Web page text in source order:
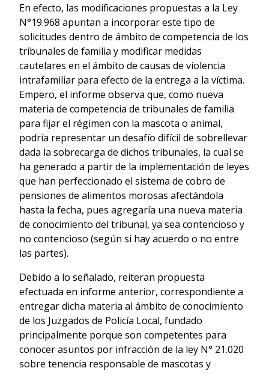
En efecto, las modificaciones propuestas a la Ley
N°19.968 apuntan a incorporar este tipo de
solicitudes dentro de ámbito de competencia de los
tribunales de familia y modificar medidas
cautelares en el ámbito de causas de violencia
intrafamiliar para efecto de la entrega a la víctima.
Empero, el informe observa que, como nueva
materia de competencia de tribunales de familia
para fijar el régimen con la mascota o animal,
podría representar un desafío difícil de sobrellevar
dada la sobrecarga de dichos tribunales, la cual se
ha generado a partir de la implementación de leyes
que han perfeccionado el sistema de cobro de
pensiones de alimentos morosas afectándola
hasta la fecha, pues agregaría una nueva materia
de conocimiento del tribunal, ya sea contencioso y
no contencioso (según si hay acuerdo o no entre
las partes).
Debido a lo señalado, reiteran propuesta
efectuada en informe anterior, correspondiente a
entregar dicha materia al ámbito de conocimiento
de los Juzgados de Policía Local, fundado
principalmente porque son competentes para
conocer asuntos por infracción de la ley N° 21.020
sobre tenencia responsable de mascotas y